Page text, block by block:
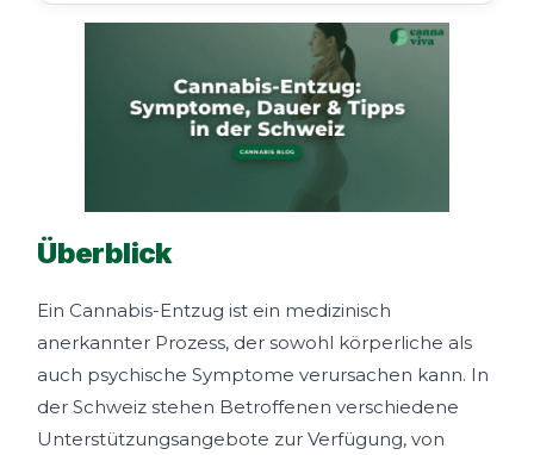
Überblick
Ein Cannabis-Entzug ist ein medizinisch
anerkannter Prozess, der sowohl körperliche als
auch psychische Symptome verursachen kann. In
der Schweiz stehen Betroffenen verschiedene
Unterstützungsangebote zur Verfügung, von